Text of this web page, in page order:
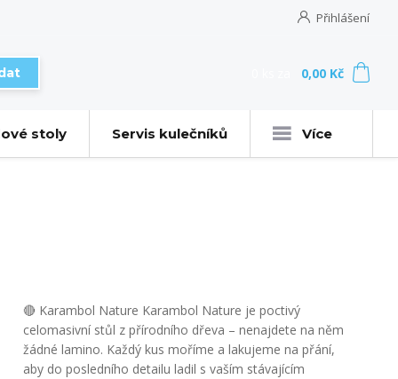
Přihlášení
0,00 Kč
stoly Servis kulečníků Více
🔴 Karambol Nature Karambol Nature je poctivý
celomasivní stůl z přírodního dřeva – nenajdete na něm
žádné lamino. Každý kus moříme a lakujeme na přání,
aby do posledního detailu ladil s vaším stávajícím